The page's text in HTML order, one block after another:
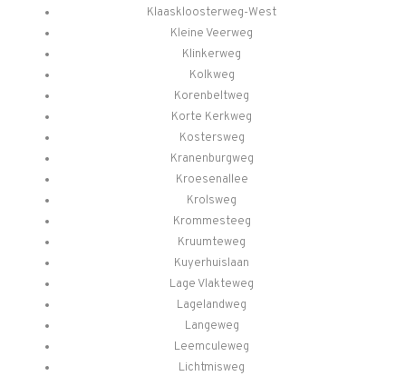
Klaaskloosterweg-West
Kleine Veerweg
Klinkerweg
Kolkweg
Korenbeltweg
Korte Kerkweg
Kostersweg
Kranenburgweg
Kroesenallee
Krolsweg
Krommesteeg
Kruumteweg
Kuyerhuislaan
Lage Vlakteweg
Lagelandweg
Langeweg
Leemculeweg
Lichtmisweg